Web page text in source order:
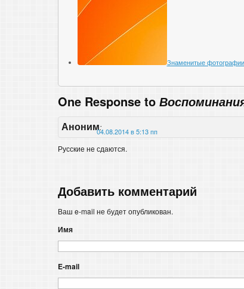
Знаменитые
One Response to
Аноним:
04.08.2014 в 5:13 пп
Русские не сдаются.
Добавить комментарий
Ваш e-mail не будет опубликован.
Имя
E-mail